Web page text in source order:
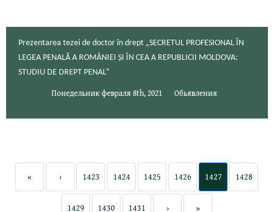
Prezentarea tezei de doctor în drept „SECRETUL PROFESIONAL ÎN
LEGEA PENALĂ A ROMÂNIEI ȘI ÎN CEA A REPUBLICII MOLDOVA:
STUDIU DE DREPT PENAL”
Понедельник февраля 8th, 2021 Обьявления
« ‹ 1423 1424 1425 1426 1427 1428
1429 1430 1431 › »